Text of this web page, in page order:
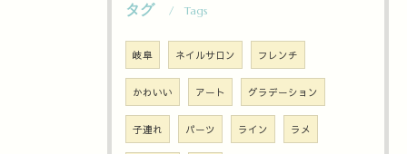
タグ Tags
岐阜 ネイルサロン フレンチ
かわいい アート グラデーション
子連れ パーツ ライン ラメ